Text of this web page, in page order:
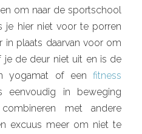
om naar de sportschool
je hier niet voor te porren
in plaats daarvan voor om
de deur niet uit en is de
yogamat of eenfitness
in beweging
met andere
excuus meer om niet te